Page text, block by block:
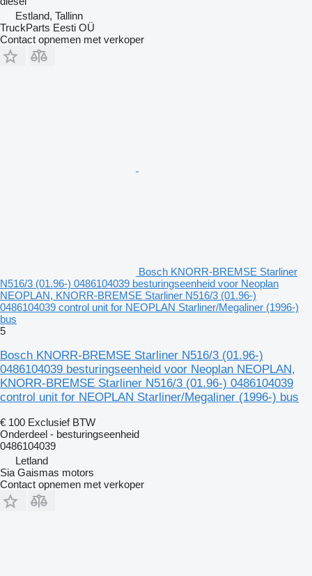
Estland, Tallinn
TruckParts Eesti OÜ
Contact opnemen met verkoper
Bosch KNORR-BREMSE Starliner
N516/3 (01.96-) 0486104039 besturingseenheid voor Neoplan
NEOPLAN, KNORR-BREMSE Starliner N516/3 (01.96-)
0486104039 control unit for NEOPLAN Starliner/Megaliner (1996-)
bus
5
Bosch KNORR-BREMSE Starliner N516/3 (01.96-)
0486104039 besturingseenheid voor Neoplan NEOPLAN,
KNORR-BREMSE Starliner N516/3 (01.96-) 0486104039
control unit for NEOPLAN Starliner/Megaliner (1996-) bus
€ 100 Exclusief BTW
Onderdeel - besturingseenheid
0486104039
Letland
Sia Gaismas motors
Contact opnemen met verkoper